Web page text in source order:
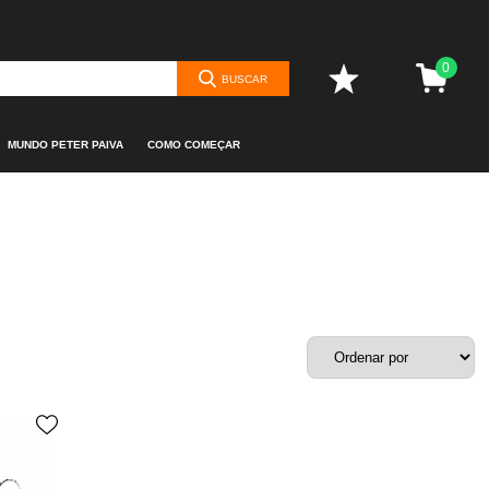
BUSCAR
0
MUNDO PETER PAIVA COMO COMEÇAR